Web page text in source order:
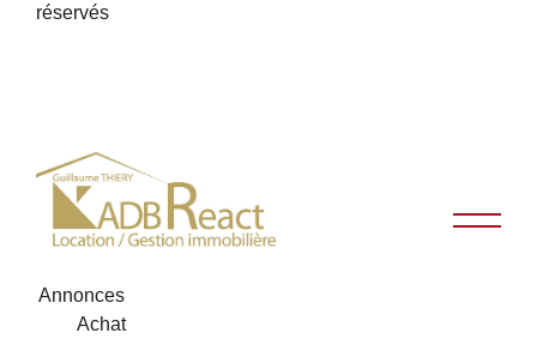
réservés
Annonces
Achat